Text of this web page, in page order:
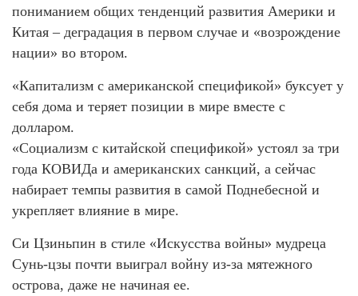
пониманием общих тенденций развития Америки и
Китая – деградация в первом случае и «возрождение
нации» во втором.
«Капитализм с американской спецификой» буксует у
себя дома и теряет позиции в мире вместе с
долларом.
«Социализм с китайской спецификой» устоял за три
года КОВИДа и американских санкций, а сейчас
набирает темпы развития в самой Поднебесной и
укрепляет влияние в мире.
Си Цзиньпин в стиле «Искусства войны» мудреца
Сунь-цзы почти выиграл войну из-за мятежного
острова, даже не начиная ее.